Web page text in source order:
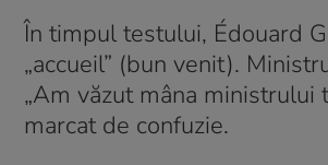
În timpul testului, Édouard
„accueil” (bun venit).
„Am văzut mâna ministrului
marcat de confuzie.